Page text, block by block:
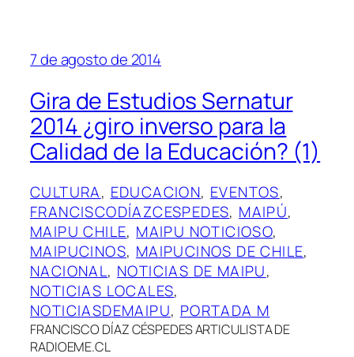
7 de agosto de 2014
Gira de Estudios Sernatur
2014 ¿giro inverso para la
Calidad de la Educación? (1)
CULTURA, EDUCACION, EVENTOS
FRANCISCODÍAZCESPEDES, MAIPÚ
MAIPU CHILE, MAIPU NOTICIOSO
MAIPUCINOS, MAIPUCINOS DE CHILE
NACIONAL, NOTICIAS DE MAIPU
NOTICIAS LOCALES
NOTICIASDEMAIPU, PORTADA M
FRANCISCO DÍAZ CÉSPEDES ARTICULISTA DE
RADIOEME.CL